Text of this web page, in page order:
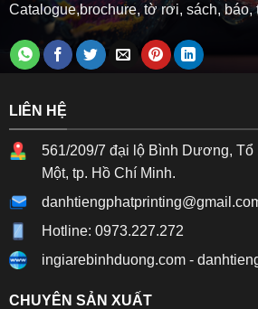
Catalogue,brochure, tờ rơi, sách, báo,
LIÊN HỆ
561/209/7 đại lộ Bình Dương, Tổ
Một, tp. Hồ Chí Minh.
Hotline: 0973.227.272
ingiarebinhduong.com-
CHUYÊN SẢN XUẤT